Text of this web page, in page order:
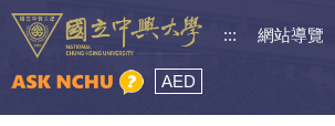
::: 網站導覽
AED